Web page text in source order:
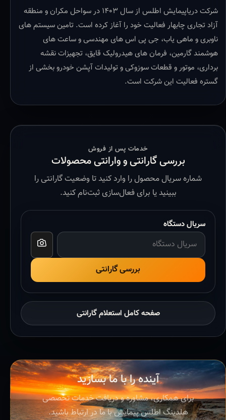
شرکت دریاپیمایش اطلس از سال ۱۴۰۳ در سواحل مکران و منطقه
آزاد تجاری چابهار فعالیت خود را آغاز کرده است. تامین سیستم های
ناوبری و ماهی یاب، جی پی اس های مهندسی و ساعت های
هوشمند گارمین، فرمان های هیدرولیک قایق، تجهیزات نقشه
برداری، موتور و قطعات سوزوکی و تولیدات آپشن خودرو بخشی از
گستره فعالیت این شرکت است.
خدمات پس از فروش
بررسی گارانتی و وارانتی محصولات
شماره سریال محصول را وارد کنید تا وضعیت گارانتی را
ببینید یا برای فعال‌سازی ثبت‌نام کنید.
سریال دستگاه
بررسی گارانتی
صفحه کامل استعلام گارانتی
آینده را با ما بسازید
برای همکاری، مشاوره و دریافت خدمات تخصصی
هلدینگ اطلس پیمایش با ما در ارتباط باشید.